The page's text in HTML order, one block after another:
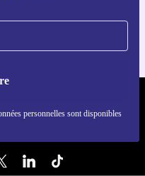
personnelles sont disponibles